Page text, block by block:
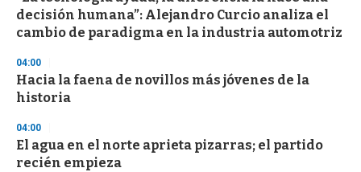
decisión humana”: Alejandro Curcio analiza el
cambio de paradigma en la industria automotriz
04:00
Hacia la faena de novillos más jóvenes de la
historia
04:00
El agua en el norte aprieta pizarras; el partido
recién empieza